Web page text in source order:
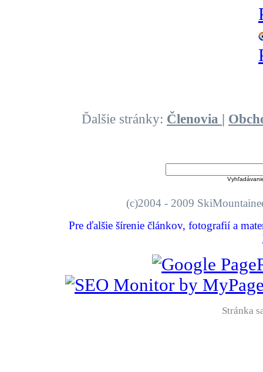
Ďalšie stránky: Členovia |
(c)2004 - 2009
Pre ďalšie šírenie článkov, fotografií a
Stránka